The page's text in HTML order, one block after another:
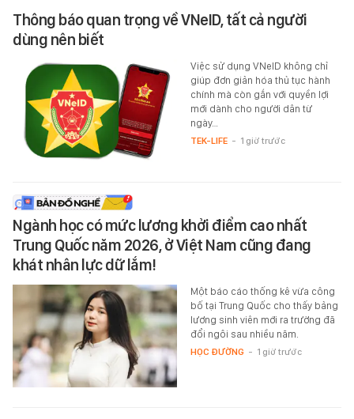
Thông báo quan trọng về VNeID, tất cả người
dùng nên biết
Việc sử dụng VNeID không chỉ
giúp đơn giản hóa thủ tục hành
chính mà còn gắn với quyền lợi
mới dành cho người dân từ
ngày…
TEK-LIFE - 1 giờ trước
Ngành học có mức lương khởi điểm cao nhất
Trung Quốc năm 2026, ở Việt Nam cũng đang
khát nhân lực dữ lắm!
Một báo cáo thống kê vừa công
bố tại Trung Quốc cho thấy bảng
lương sinh viên mới ra trường đã
đổi ngôi sau nhiều năm.
HỌC ĐƯỜNG - 1 giờ trước